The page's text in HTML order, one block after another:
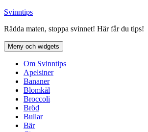
Hoppa
innehåll
Svinntips
Rädda maten, stoppa svinnet! Här får du tips!
Meny och widgets
Om Svinntips
Apelsiner
Bananer
Blomkål
Broccoli
Bröd
Bullar
Bär